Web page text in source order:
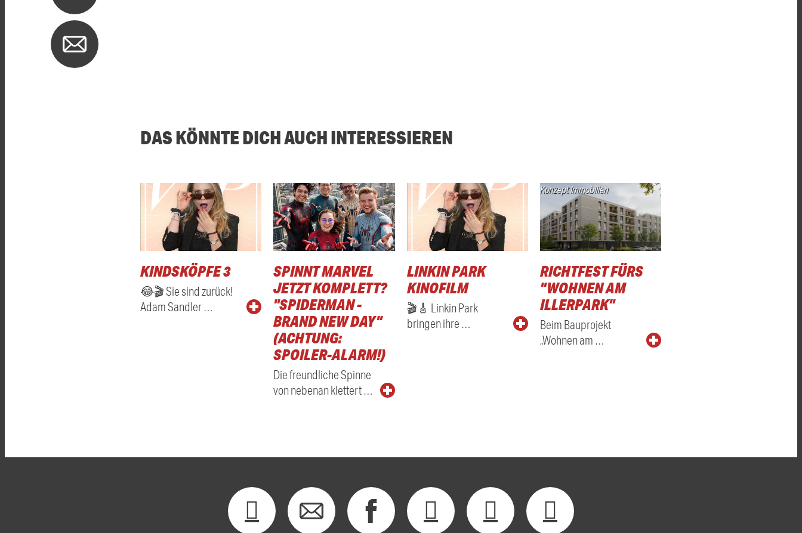
DAS KÖNNTE DICH AUCH INTERESSIEREN
KINDSKÖPFE 3
😂🎬 Sie sind zurück!
Adam Sandler …
SPINNT MARVEL
JETZT KOMPLETT?
"SPIDERMAN -
BRAND NEW DAY"
(ACHTUNG:
SPOILER-ALARM!)
Die freundliche Spinne
von nebenan klettert …
LINKIN PARK
KINOFILM
🎬🎸 Linkin Park
bringen ihre …
Konzept Immobilien
RICHTFEST FÜRS
"WOHNEN AM
ILLERPARK"
Beim Bauprojekt
„Wohnen am …